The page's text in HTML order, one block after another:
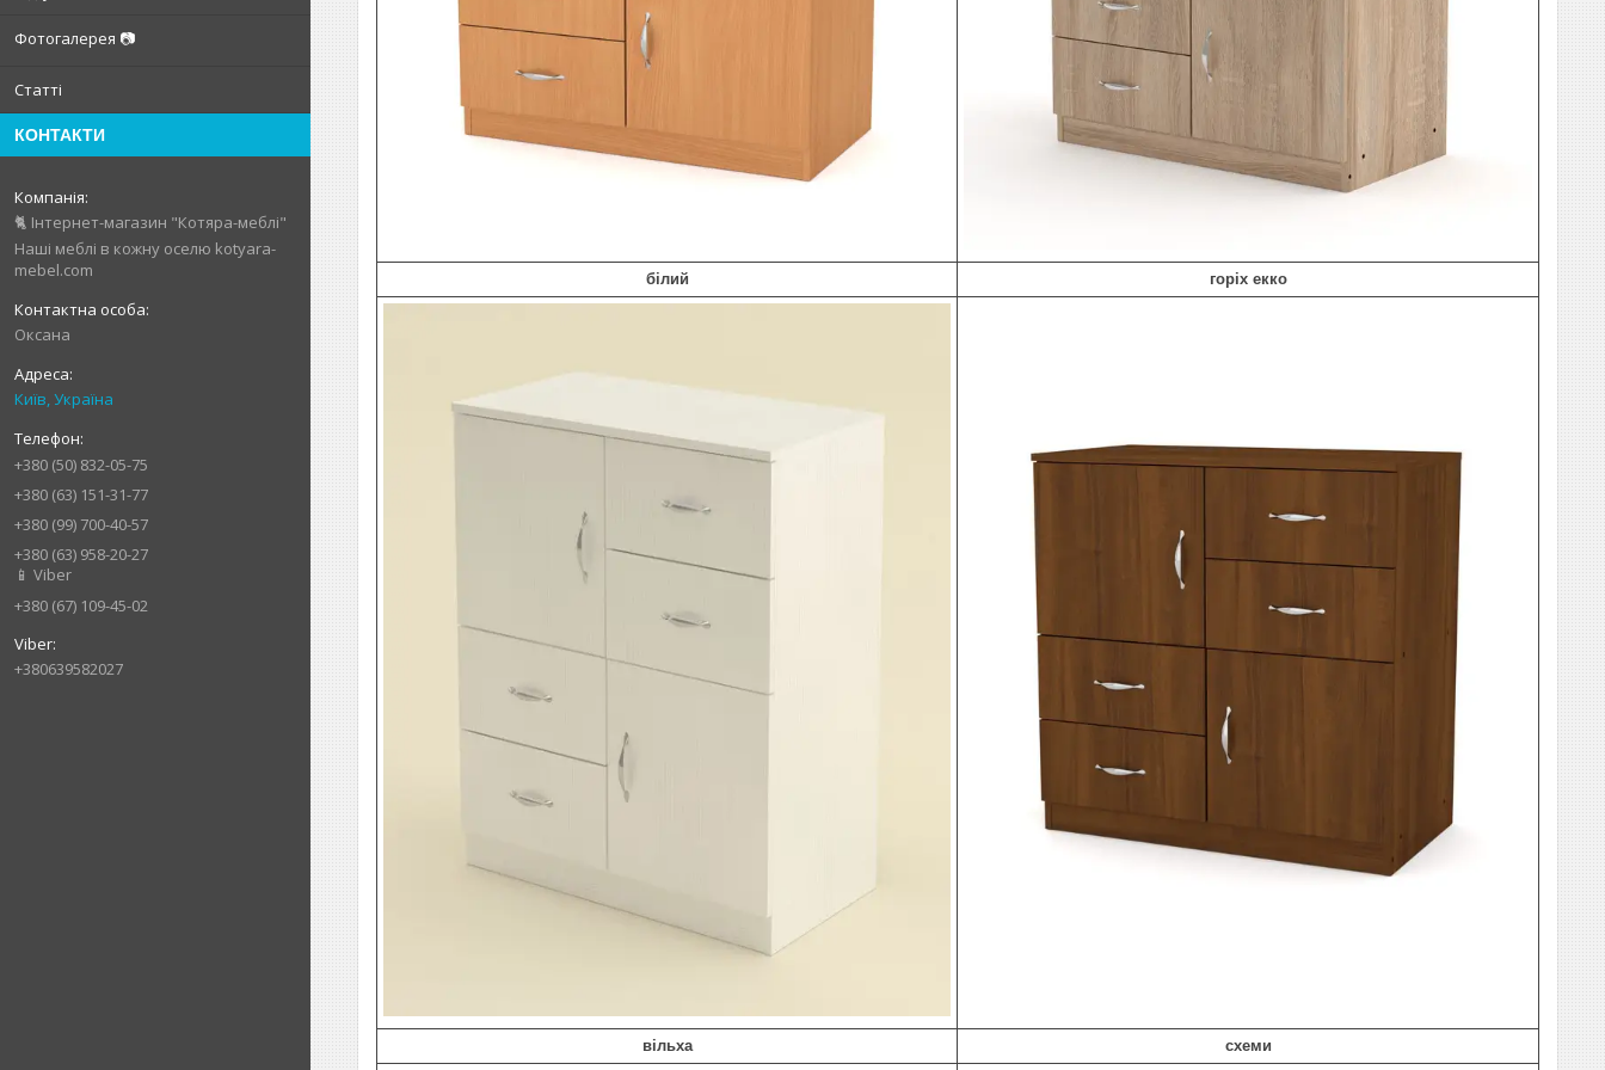
Фотогалерея 📷
Статті
КОНТАКТИ
🐈 Інтернет-магазин "Котяра-меблі"
Наші меблі в кожну оселю kotyara-
mebel.com
Оксана
Київ, Україна
+380 (50) 832-05-75
+380 (63) 151-31-77
+380 (99) 700-40-57
+380 (63) 958-20-27
📱 Viber
+380 (67) 109-45-02
+380639582027
білий горіх екко
вільха схеми